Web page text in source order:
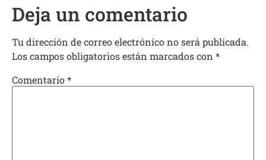
Deja un comentario
Tu dirección de correo electrónico no será publicada.
Los campos obligatorios están marcados con *
Comentario*